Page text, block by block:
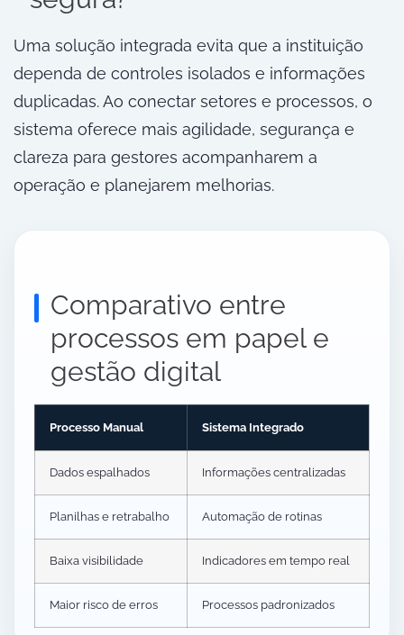
Uma solução integrada evita que a instituição
dependa de controles isolados e informações
duplicadas. Ao conectar setores e processos, o
sistema oferece mais agilidade, segurança e
clareza para gestores acompanharem a
operação e planejarem melhorias.
Comparativo entre
processos em papel e
gestão digital
Processo Manual Sistema Integrado
Dados espalhados Informações centralizadas
Planilhas e retrabalho Automação de rotinas
Baixa visibilidade Indicadores em tempo real
Maior risco de erros Processos padronizados